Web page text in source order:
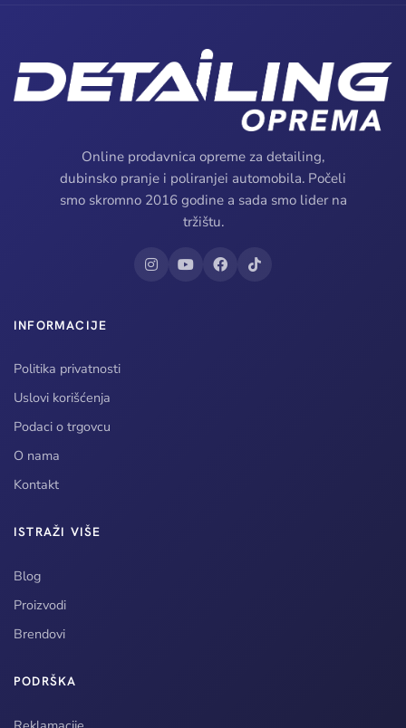
Online prodavnica opreme za detailing,
dubinsko pranje i poliranjei automobila. Počeli
smo skromno 2016 godine a sada smo lider na
tržištu.
INFORMACIJE
Politika privatnosti
Uslovi korišćenja
Podaci o trgovcu
O nama
Kontakt
ISTRAŽI VIŠE
Blog
Proizvodi
Brendovi
PODRŠKA